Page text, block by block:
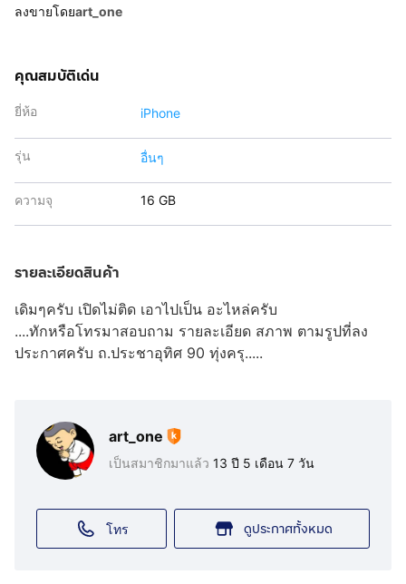
ลงขายโดยart_one
คุณสมบัติเด่น
ยี่ห้อ iPhone
รุ่น อื่นๆ
ความจุ 16 GB
รายละเอียดสินค้า
เดิมๆครับ เปิดไม่ติด เอาไปเป็น อะไหล่ครับ
....ทักหรือโทรมาสอบถาม รายละเอียด สภาพ ตามรูปที่ลง
ประกาศครับ ถ.ประชาอุทิศ 90 ทุ่งครุ.....
art_one
เป็นสมาชิกมาแล้ว 13 ปี 5 เดือน 7 วัน
โทร ดูประกาศทั้งหมด